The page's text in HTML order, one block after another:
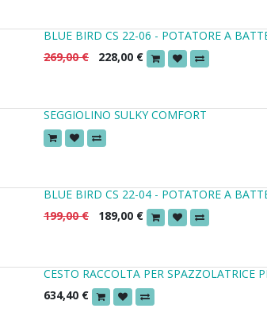
BLUE BIRD CS 22-06 - POTATORE A
269,00€ 228,00 €
SEGGIOLINO SULKY COMFORT
BLUE BIRD CS 22-04 - POTATORE A
199,00€ 189,00 €
CESTO RACCOLTA PER SPAZZOLATRICE
634,40 €